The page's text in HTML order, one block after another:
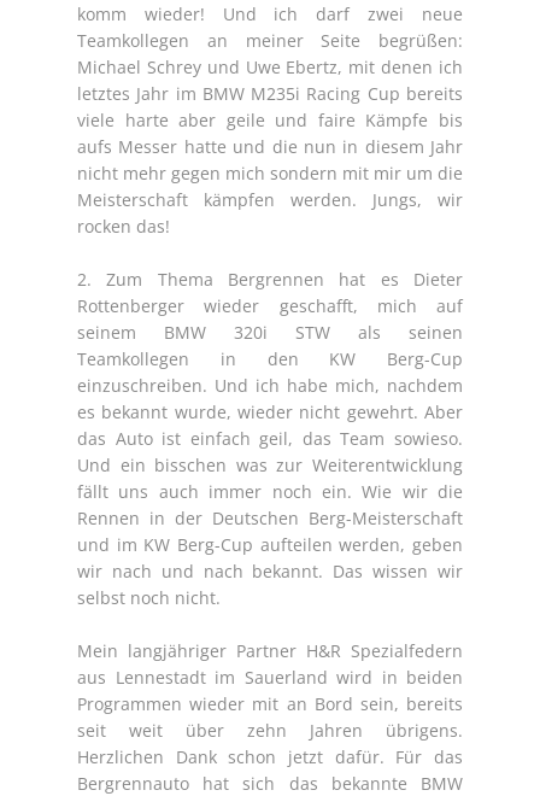
komm wieder! Und ich darf zwei neue
Teamkollegen an meiner Seite begrüßen:
Michael Schrey und Uwe Ebertz, mit denen ich
letztes Jahr im BMW M235i Racing Cup bereits
viele harte aber geile und faire Kämpfe bis
aufs Messer hatte und die nun in diesem Jahr
nicht mehr gegen mich sondern mit mir um die
Meisterschaft kämpfen werden. Jungs, wir
rocken das!
2. Zum Thema Bergrennen hat es Dieter
Rottenberger wieder geschafft, mich auf
seinem BMW 320i STW als seinen
Teamkollegen in den KW Berg-Cup
einzuschreiben. Und ich habe mich, nachdem
es bekannt wurde, wieder nicht gewehrt. Aber
das Auto ist einfach geil, das Team sowieso.
Und ein bisschen was zur Weiterentwicklung
fällt uns auch immer noch ein. Wie wir die
Rennen in der Deutschen Berg-Meisterschaft
und im KW Berg-Cup aufteilen werden, geben
wir nach und nach bekannt. Das wissen wir
selbst noch nicht.
Mein langjähriger Partner H&R Spezialfedern
aus Lennestadt im Sauerland wird in beiden
Programmen wieder mit an Bord sein, bereits
seit weit über zehn Jahren übrigens.
Herzlichen Dank schon jetzt dafür. Für das
Bergrennauto hat sich das bekannte BMW